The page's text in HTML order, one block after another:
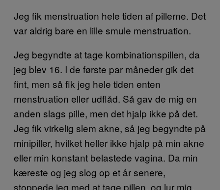
Jeg fik menstruation hele tiden af pillerne. Det
var aldrig bare en lille smule menstruation.
Jeg begyndte at tage kombinationspillen, da
jeg blev 16. I de første par måneder gik det
fint, men så fik jeg hele tiden enten
menstruation eller udflåd. Så gav de mig en
anden slags pille, men det hjalp ikke på det.
Jeg fik virkelig slem akne, så jeg begyndte på
minipiller, hvilket heller ikke hjalp på min akne
eller min konstant belastede vagina. Da min
kæreste og jeg slog op et år senere,
stoppede jeg med at tage pillen, og lur mig,